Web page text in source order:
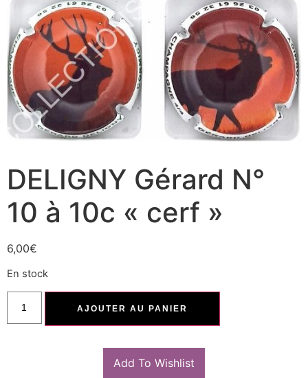
DELIGNY Gérard N°
10 à 10c « cerf »
6,00€
En stock
AJOUTER AU PANIER
Add To Wishlist